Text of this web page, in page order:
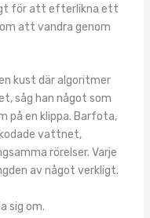
för att efterlikna ett
att vandra genom
kust där algoritmer
såg han något som
på en klippa. Barfota,
vattnet,
rörelser. Varje
av något verkligt.
sig om.